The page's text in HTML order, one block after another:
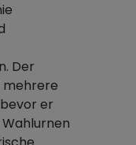
Der
mehrere
er